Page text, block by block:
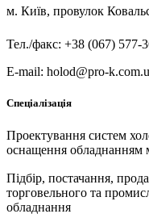
м. Київ, провулок
Тел./факс: +38 (067) 577-
E-mail: holod@pro-
Спеціалізація
Проектування систем
оснащення обладнанням
Підбір, постачання,
торговельного та
обладнання